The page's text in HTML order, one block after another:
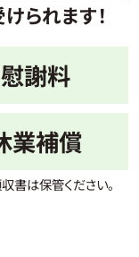
られます！
慰謝料
業補償
書は保管ください。